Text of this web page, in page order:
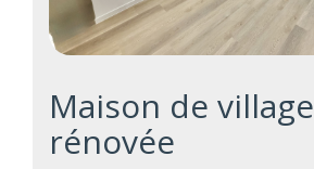
Maison de village
rénovée